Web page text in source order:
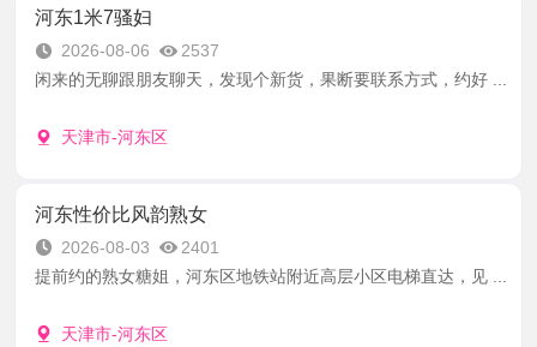
河东1米7骚妇
2026-08-06
2537
闲来的无聊跟朋友聊天，发现个新货，果断要联系方式，约好 ...
天津市-河东区
河东性价比风韵熟女
2026-08-03
2401
提前约的熟女糖姐，河东区地铁站附近高层小区电梯直达，见 ...
天津市-河东区